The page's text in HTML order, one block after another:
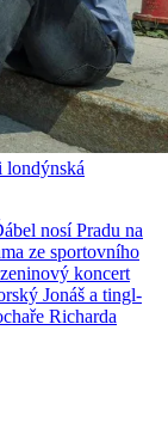
londýnská
nosí Pradu na
ze sportovního
koncert
Jonáš a tingl-
Richarda